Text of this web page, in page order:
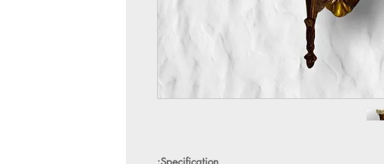
Specification: